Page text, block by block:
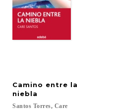
Camino entre la
niebla
Santos Torres, Care